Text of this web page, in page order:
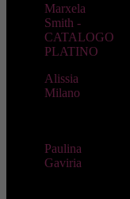
Marxela
Smith -
CATALOGO
PLATINO
Alissia
Milano
Paulina
Gaviria